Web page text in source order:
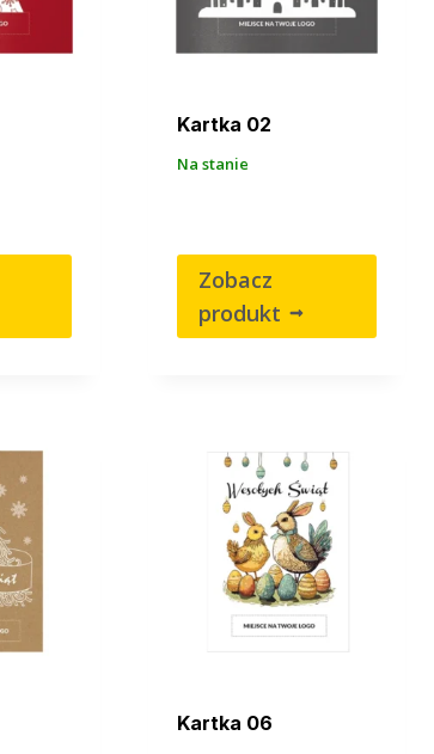
Kartka 02
Na stanie
Zobacz
produkt
Kartka 06